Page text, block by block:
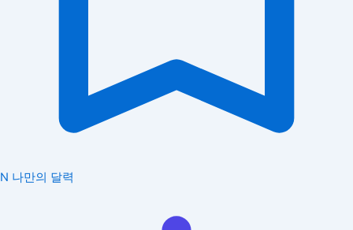
N 나만의 달력